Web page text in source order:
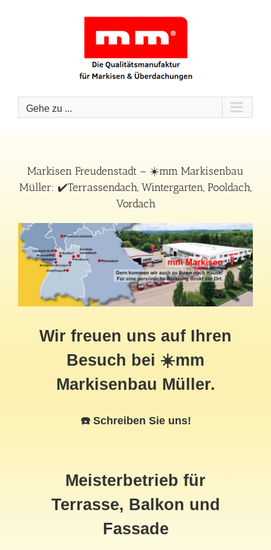
Gehe zu ...
Markisen Freudenstadt – ☀️mm Markisenbau
Müller: ✔️Terrassendach, Wintergarten, Pooldach,
Vordach
Wir freuen uns auf Ihren
Besuch bei ☀️mm
Markisenbau Müller.
☎️ Schreiben Sie uns!
Meisterbetrieb für
Terrasse, Balkon und
Fassade